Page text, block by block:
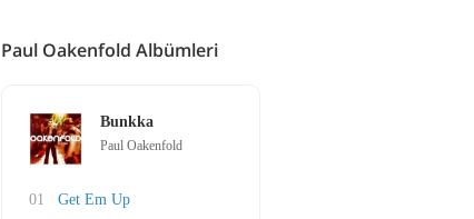
Paul Oakenfold Albümleri
Bunkka
Paul Oakenfold
01
Get Em Up